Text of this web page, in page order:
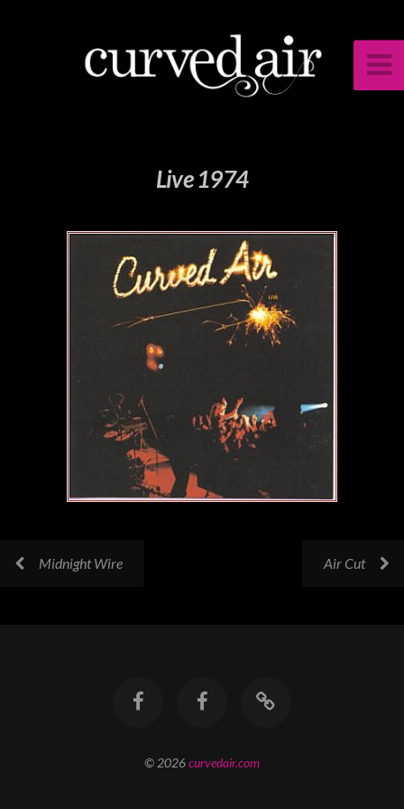
Live 1974
Midnight Wire Air Cut
© 2026curvedair.com